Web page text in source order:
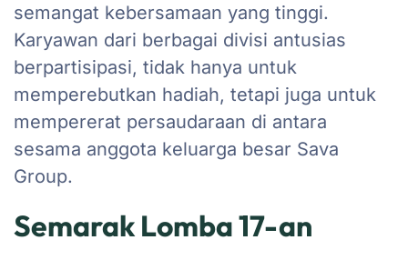
semangat kebersamaan yang tinggi.
Karyawan dari berbagai divisi antusias
berpartisipasi, tidak hanya untuk
memperebutkan hadiah, tetapi juga untuk
mempererat persaudaraan di antara
sesama anggota keluarga besar Sava
Group.
Semarak Lomba 17-an